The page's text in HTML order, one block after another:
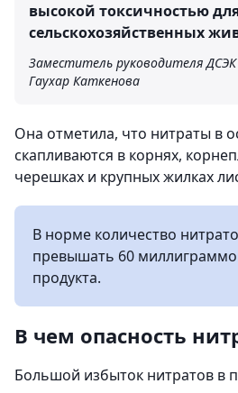
высокой токсичностью
сельскохозяйственных
Заместитель руководителя
Гаухар Каткенова
Она отметила, что нитраты в
скапливаются в корнях,
черешках и крупных жилках
В норме количество
превышать 60
продукта.
В чем опасность
Большой избыток нитратов в